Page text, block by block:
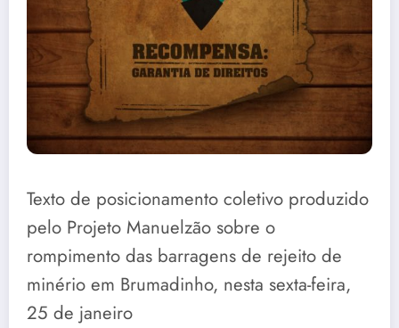
Texto de posicionamento coletivo produzido
pelo Projeto Manuelzão sobre o
rompimento das barragens de rejeito de
minério em Brumadinho, nesta sexta-feira,
25 de janeiro